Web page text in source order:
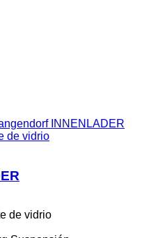
INNENLADER
de vidrio
de vidrio